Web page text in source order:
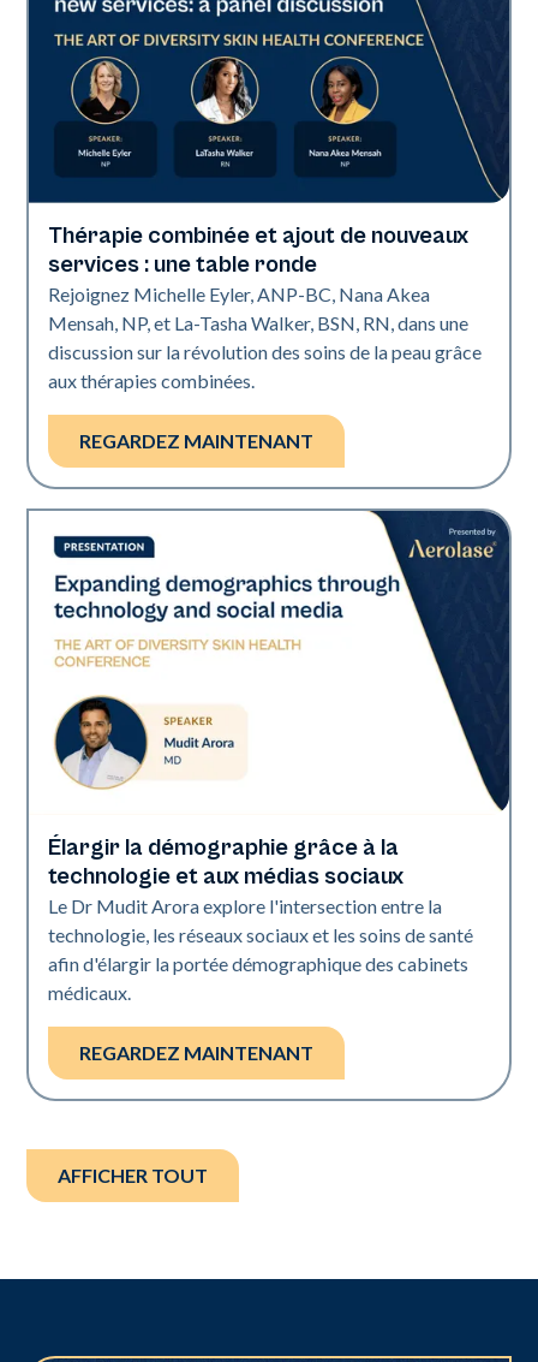
Art of Diversity
Thérapie combinée et ajout de nouveaux
services : une table ronde
Rejoignez Michelle Eyler, ANP-BC, Nana Akea
Mensah, NP, et La-Tasha Walker, BSN, RN, dans une
discussion sur la révolution des soins de la peau grâce
aux thérapies combinées.
REGARDEZ MAINTENANT
Art of Diversity
Élargir la démographie grâce à la
technologie et aux médias sociaux
Le Dr Mudit Arora explore l'intersection entre la
technologie, les réseaux sociaux et les soins de santé
afin d'élargir la portée démographique des cabinets
médicaux.
REGARDEZ MAINTENANT
AFFICHER TOUT